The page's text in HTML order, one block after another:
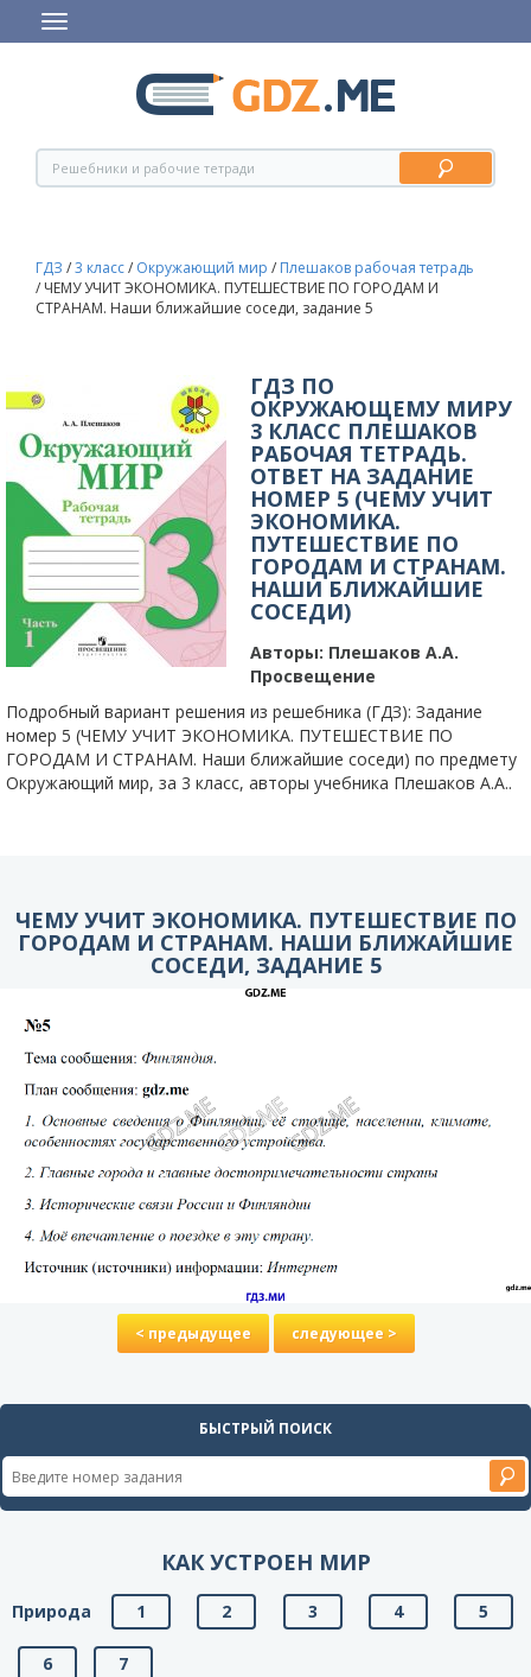
ГДЗ /3 класс/ Окружающий мир / Плешаков рабочая тетрадь
/ ЧЕМУ УЧИТ ЭКОНОМИКА. ПУТЕШЕСТВИЕ ПО ГОРОДАМ И
СТРАНАМ. Наши ближайшие соседи, задание 5
ГДЗ ПО
ОКРУЖАЮЩЕМУ МИРУ
3 КЛАСС ПЛЕШАКОВ
РАБОЧАЯ ТЕТРАДЬ.
ОТВЕТ НА ЗАДАНИЕ
НОМЕР 5 (ЧЕМУ УЧИТ
ЭКОНОМИКА.
ПУТЕШЕСТВИЕ ПО
ГОРОДАМ И СТРАНАМ.
НАШИ БЛИЖАЙШИЕ
СОСЕДИ)
Авторы: Плешаков А.А.
Просвещение
Подробный вариант решения из решебника (ГДЗ): Задание
номер 5 (ЧЕМУ УЧИТ ЭКОНОМИКА. ПУТЕШЕСТВИЕ ПО
ГОРОДАМ И СТРАНАМ. Наши ближайшие соседи) по предмету
Окружающий мир, за 3 класс, авторы учебника Плешаков А.А..
ЧЕМУ УЧИТ ЭКОНОМИКА. ПУТЕШЕСТВИЕ ПО
ГОРОДАМ И СТРАНАМ. НАШИ БЛИЖАЙШИЕ
СОСЕДИ, ЗАДАНИЕ 5
< предыдущее следующее >
БЫСТРЫЙ ПОИСК
КАК УСТРОЕН МИР
Природа 1 2 3 4 5
6 7